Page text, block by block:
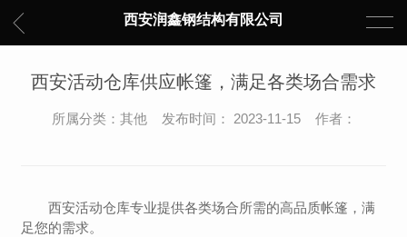
西安润鑫钢结构有限公司
西安活动仓库供应帐篷，满足各类场合需求
所属分类：其他 发布时间： 2023-11-15 作者：
西安活动仓库专业提供各类场合所需的高品质帐篷，满
足您的需求。